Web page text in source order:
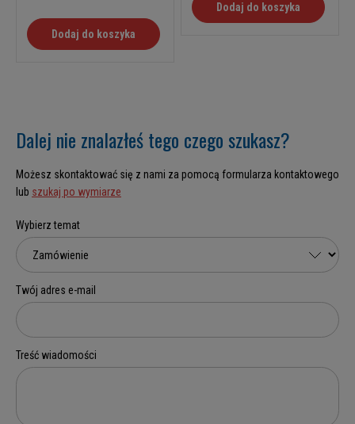
Dodaj do koszyka
Dodaj do koszyka
Dalej nie znalazłeś tego czego szukasz?
Możesz skontaktować się z nami za pomocą formularza kontaktowego
lub szukaj po wymiarze